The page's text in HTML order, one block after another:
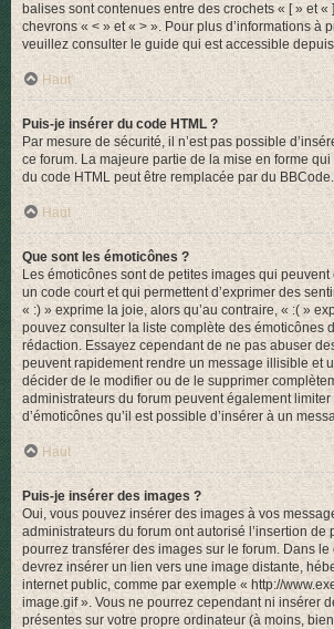
balises sont contenues entre des crochets « [ » et «
chevrons « < » et « > ». Pour plus d’informations à
veuillez consulter le guide qui est accessible
Haut
Puis-je insérer du code HTML ?
Par mesure de sécurité, il n’est pas possible
ce forum. La majeure partie de la mise en forme
du code HTML peut être remplacée par du BBCode.
Haut
Que sont les émoticônes ?
Les émoticônes sont de petites images qui
un code court et qui permettent d’exprimer des
« :) » exprime la joie, alors qu’au contraire, « :( »
pouvez consulter la liste complète des émoticônes
rédaction. Essayez cependant de ne pas abuser
peuvent rapidement rendre un message illisible et
décider de le modifier ou de le supprimer
administrateurs du forum peuvent également
d’émoticônes qu’il est possible d’insérer à un
Haut
Puis-je insérer des images ?
Oui, vous pouvez insérer des images à vos
administrateurs du forum ont autorisé l’insertion de
pourrez transférer des images sur le forum. Dans
devrez insérer un lien vers une image distante,
internet public, comme par exemple « http://
image.gif ». Vous ne pourrez cependant ni insérer
présentes sur votre propre ordinateur (à moins,